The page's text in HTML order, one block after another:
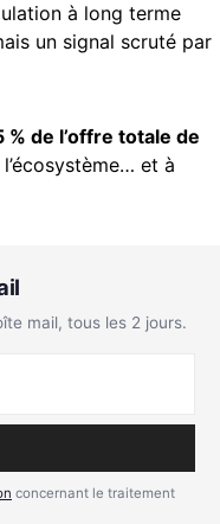
à long terme
un signal scruté par
% de l’offre totale de
et à
mail, tous les 2 jours.
concernant le traitement